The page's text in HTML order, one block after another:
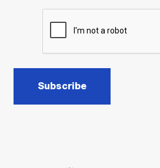
Subscribe